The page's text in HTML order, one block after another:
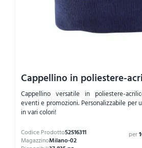
Cappellino in poliestere-
Cappellino versatile in poliestere-
eventi e promozioni. Personalizzabile per
in vari colori!
per